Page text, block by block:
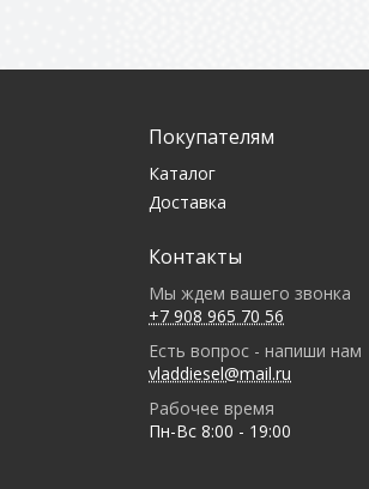
Покупателям
Каталог
Доставка
Контакты
Мы ждем вашего звонка
+7 908 965 70 56
Есть вопрос - напиши нам
vladdiesel@mail.ru
Рабочее время
Пн-Вс 8:00 - 19:00